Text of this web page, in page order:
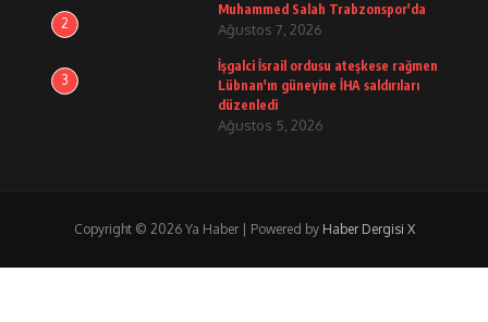
2
Muhammed Salah Trabzonspor'da
Ağustos 7, 2026
3
İşgalci İsrail ordusu ateşkese rağmen
Lübnan'ın güneyine İHA saldırıları
düzenledi
Ağustos 5, 2026
Copyright © 2026 Ya Haber | Powered by Haber Dergisi X